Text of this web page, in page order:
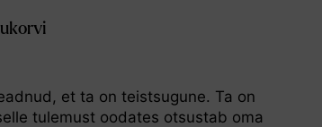
et ta on teistsugune. Ta on
tulemust oodates otsustab oma